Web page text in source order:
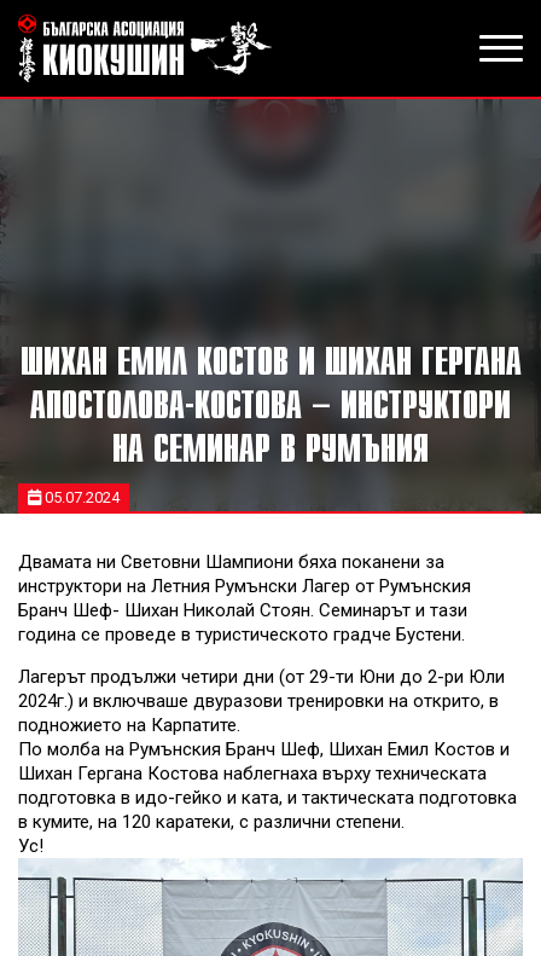
ШИХАН ЕМИЛ КОСТОВ И ШИХАН ГЕРГАНА
АПОСТОЛОВА-КОСТОВА – ИНСТРУКТОРИ
НА СЕМИНАР В РУМЪНИЯ
05.07.2024
Двамата ни Световни Шампиони бяха поканени за
инструктори на Летния Румънски Лагер от Румънския
Бранч Шеф- Шихан Николай Стоян. Семинарът и тази
година се проведе в туристическото градче Бустени.
Лагерът продължи четири дни (от 29-ти Юни до 2-ри Юли
2024г.) и включваше двуразови тренировки на открито, в
подножието на Карпатите.
По молба на Румънския Бранч Шеф, Шихан Емил Костов и
Шихан Гергана Костова наблегнаха върху техническата
подготовка в идо-гейко и ката, и тактическата подготовка
в кумите, на 120 каратеки, с различни степени.
Ус!